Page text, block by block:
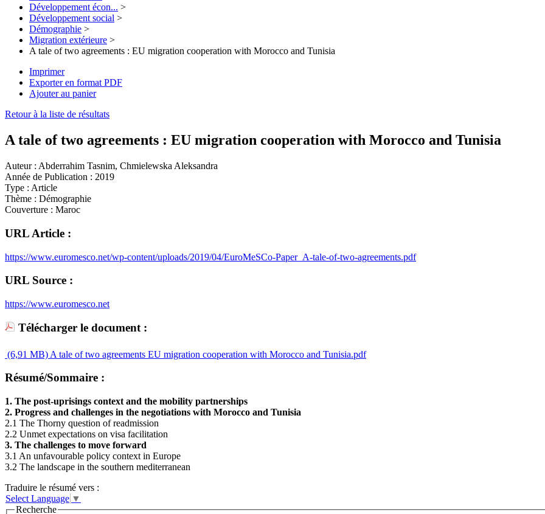
Développement écon... >
Développement social >
Démographie >
Migration extérieure >
A tale of two agreements : EU migration cooperation with Morocco and Tunisia
Imprimer
Exporter en format PDF
Ajouter au panier
Retour à la liste de résultats
A tale of two agreements : EU migration cooperation with Morocco and Tunisia
Auteur : Abderrahim Tasnim, Chmielewska Aleksandra
Année de Publication : 2019
Type : Article
Thème : Démographie
Couverture : Maroc
URL Article :
https://www.euromesco.net/wp-content/uploads/2019/04/EuroMeSCo-Paper_A-tale-of-two-agreements.pdf
URL Source :
https://www.euromesco.net
Télécharger le document :
(6,91 MB) A tale of two agreements EU migration cooperation with Morocco and Tunisia.pdf
Résumé/Sommaire :
1. The post-uprisings context and the mobility partnerships
2. Progress and challenges in the negotiations with Morocco and Tunisia
2.1 The Thorny question of readmission
2.2 Unmet expectations on visa facilitation
3. The challenges to move forward
3.1 An unfavourable policy context in Europe
3.2 The landscape in the southern mediterranean
Traduire le résumé vers :
Select Language ▼
Recherche